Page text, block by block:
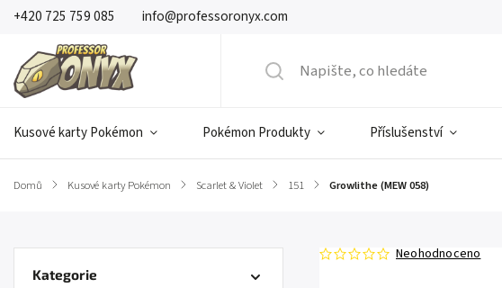
+420 725 759 085 info@professoronyx.com
Kusové karty Pokémon Pokémon Produkty Příslušenství
Domů / Kusové karty Pokémon / Scarlet & Violet / 151 / Growlithe (MEW 058)
Kategorie
Neohodnoceno